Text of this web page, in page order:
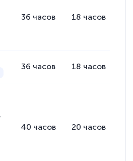
36 часов 18 часов
36 часов 18 часов
40 часов 20 часов